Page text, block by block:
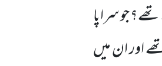
جو سراپا
اور ان میں